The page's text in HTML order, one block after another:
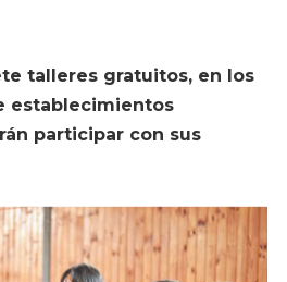
talleres gratuitos, en los
establecimientos
participar con sus